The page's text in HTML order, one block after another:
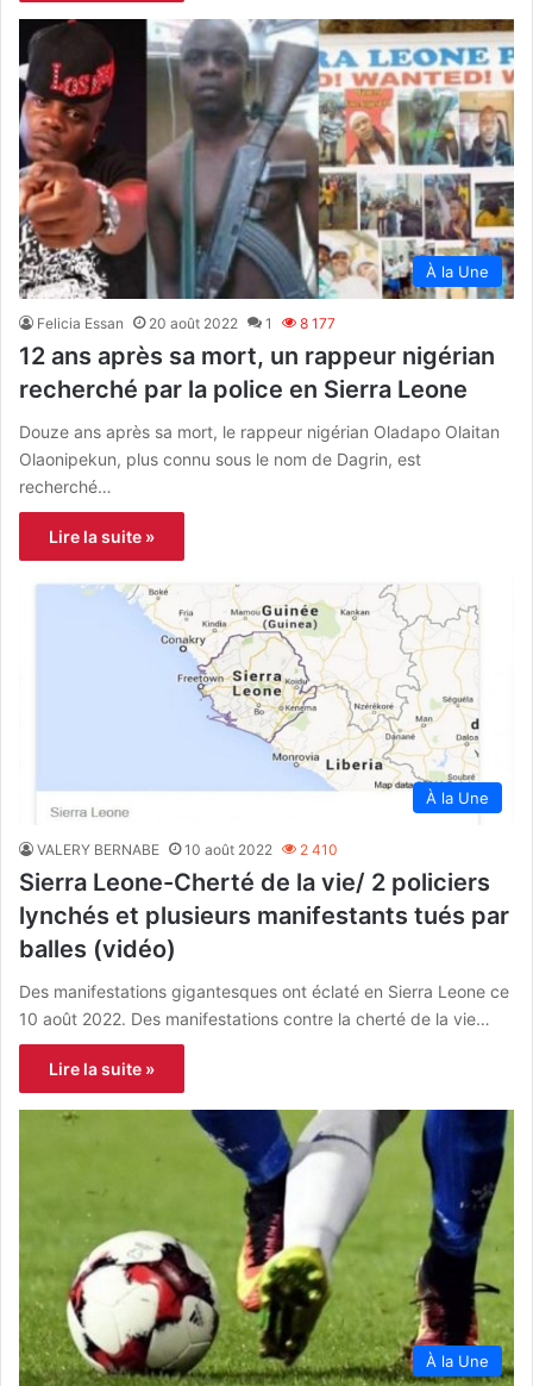
À la Une
Felicia Essan 20 août 2022 1 8 177
12 ans après sa mort, un rappeur nigérian
recherché par la police en Sierra Leone
Douze ans après sa mort, le rappeur nigérian Oladapo Olaitan
Olaonipekun, plus connu sous le nom de Dagrin, est
recherché…
Lire la suite »
À la Une
VALERY BERNABE 10 août 2022 2 410
Sierra Leone-Cherté de la vie/ 2 policiers
lynchés et plusieurs manifestants tués par
balles (vidéo)
Des manifestations gigantesques ont éclaté en Sierra Leone ce
10 août 2022. Des manifestations contre la cherté de la vie…
Lire la suite »
À la Une